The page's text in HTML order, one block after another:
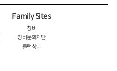
Family Sites
창비
창비문화재단
클럽창비